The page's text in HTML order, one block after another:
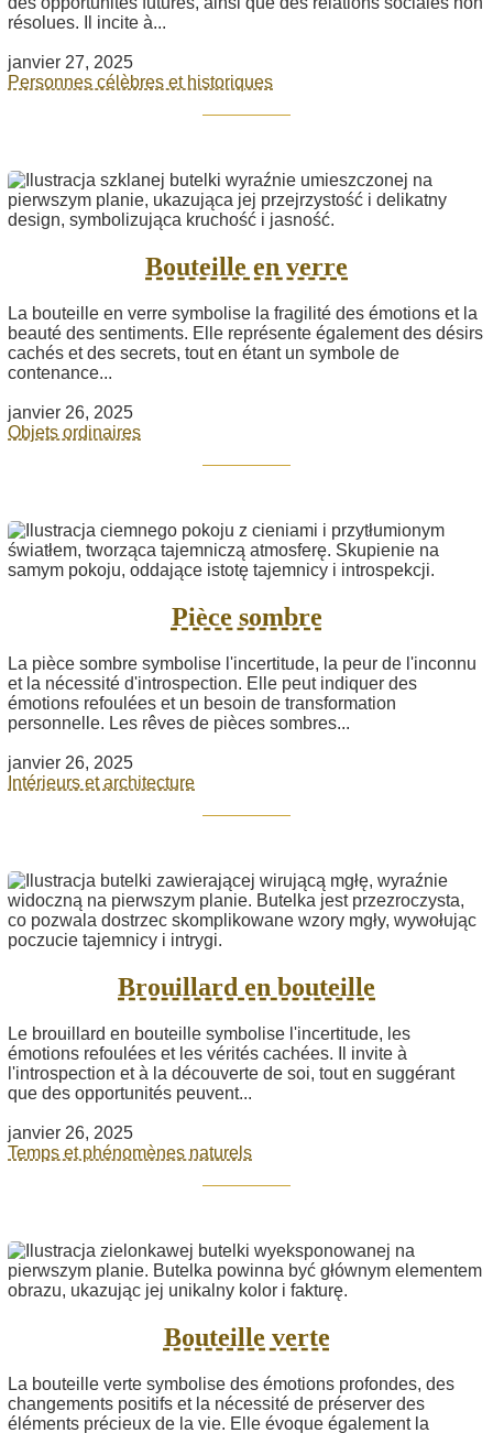
résolues. Il incite à...
janvier 27, 2025
Personnes célèbres et historiques
Bouteille en verre
La bouteille en verre symbolise la fragilité des émotions et la
beauté des sentiments. Elle représente également des désirs
cachés et des secrets, tout en étant un symbole de
contenance...
janvier 26, 2025
Objets ordinaires
Pièce sombre
La pièce sombre symbolise l'incertitude, la peur de l'inconnu
et la nécessité d'introspection. Elle peut indiquer des
émotions refoulées et un besoin de transformation
personnelle. Les rêves de pièces sombres...
janvier 26, 2025
Intérieurs et architecture
Brouillard en bouteille
Le brouillard en bouteille symbolise l'incertitude, les
émotions refoulées et les vérités cachées. Il invite à
l'introspection et à la découverte de soi, tout en suggérant
que des opportunités peuvent...
janvier 26, 2025
Temps et phénomènes naturels
Bouteille verte
La bouteille verte symbolise des émotions profondes, des
changements positifs et la nécessité de préserver des
éléments précieux de la vie. Elle évoque également la